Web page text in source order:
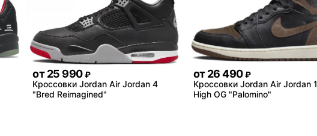
от 25 990 ₽
Кроссовки Jordan Air Jordan 4
"Bred Reimagined"
от 26 490 ₽
Кроссовки Jordan Air Jordan 1
High OG "Palomino"